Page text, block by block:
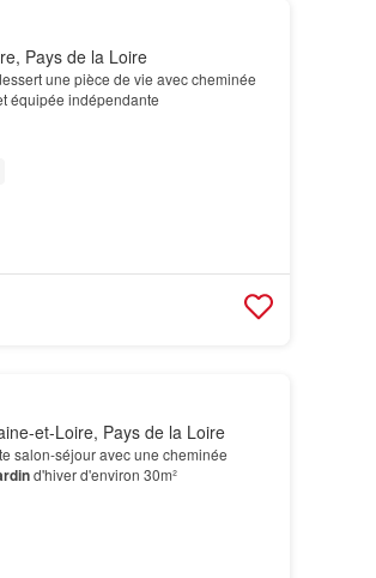
Pays de la Loire
une pièce de vie avec cheminée
équipée indépendante
et-Loire, Pays de la Loire
salon-séjour avec une cheminée
d'hiver d'environ 30m²